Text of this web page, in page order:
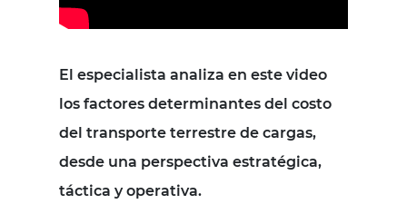
El especialista analiza en este video
los factores determinantes del costo
del transporte terrestre de cargas,
desde una perspectiva estratégica,
táctica y operativa.